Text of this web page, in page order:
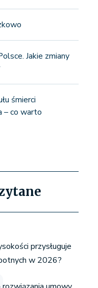
Jakie zmiany
śmierci
– co warto
przysługuje
w 2026?